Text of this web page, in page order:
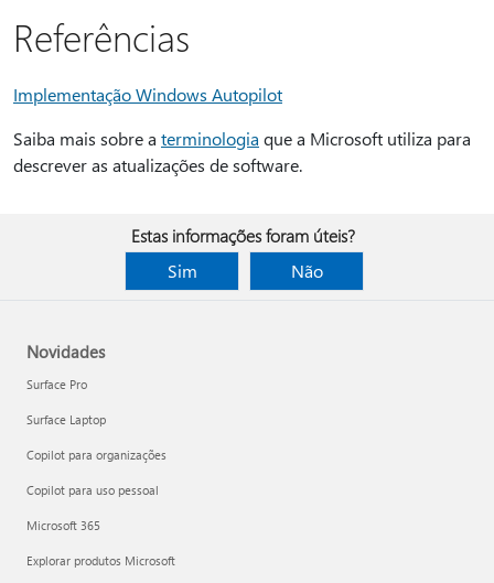
Referências
Implementação Windows Autopilot
Saiba mais sobre a terminologia que a Microsoft utiliza para
descrever as atualizações de software.
Estas informações foram úteis?
Sim
Não
Novidades
Surface Pro
Surface Laptop
Copilot para organizações
Copilot para uso pessoal
Microsoft 365
Explorar produtos Microsoft